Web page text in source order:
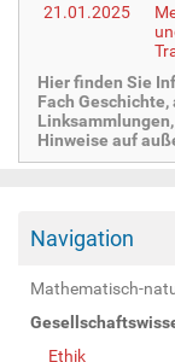
21.01.2025
Hier finden Sie
Fach
Hinweise auf
Navigation
Mathematisch-
Ethik